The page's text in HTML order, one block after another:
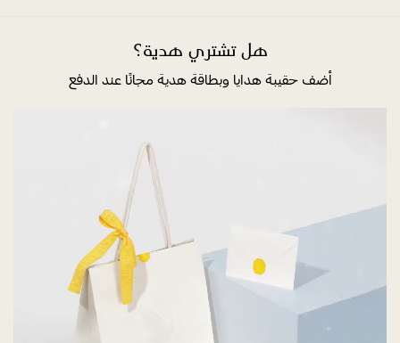
هل تشتري هدية؟
أضف حقيبة هدايا وبطاقة هدية مجانًا عند الدفع